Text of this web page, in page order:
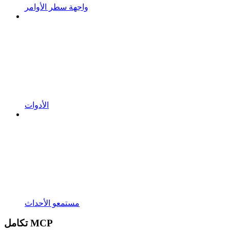
واجهة سطر الأوامر
الأدوات
مستمعو الأحداث
تكامل MCP